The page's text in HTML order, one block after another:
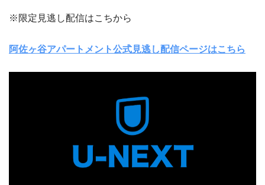
※限定見逃し配信はこちから
阿佐ヶ谷アパートメント公式見逃し配信ページはこちら